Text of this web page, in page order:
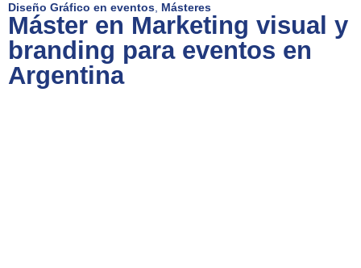
Diseño Gráfico en eventos, Másteres
Máster en Marketing visual y
branding para eventos en
Argentina